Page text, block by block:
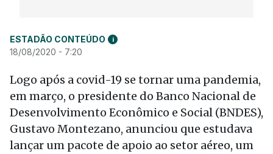
ESTADÃO CONTEÚDO i
18/08/2020 - 7:20
Logo após a covid-19 se tornar uma pandemia,
em março, o presidente do Banco Nacional de
Desenvolvimento Econômico e Social (BNDES),
Gustavo Montezano, anunciou que estudava
lançar um pacote de apoio ao setor aéreo, um